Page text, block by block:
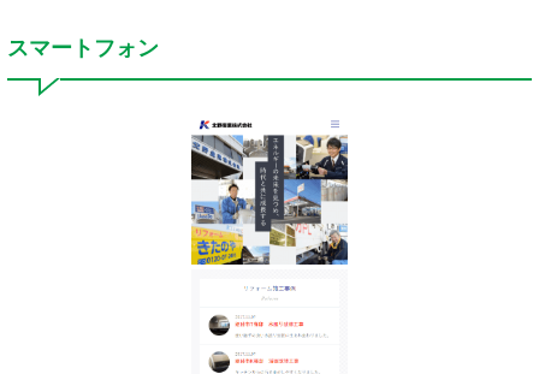
スマートフォン